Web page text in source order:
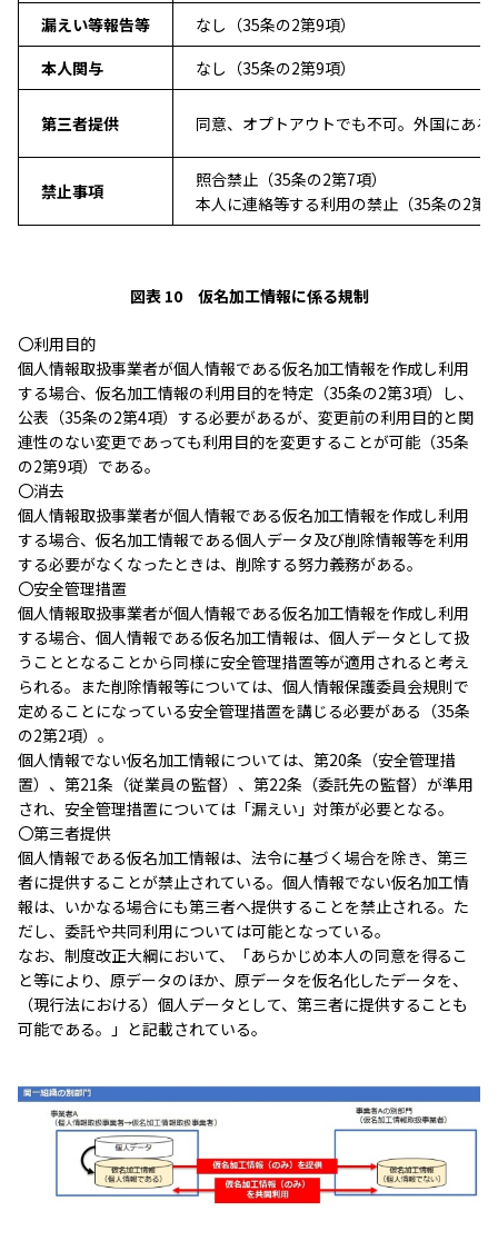
漏えい等報告等
なし（35条の2第9項）
本人関与
なし（35条の2第9項）
第三者提供 同意、オプトアウトでも不可。外国にあ
禁止事項
照合禁止（35条の2第7項）
本人に連絡等する利用の禁止（35条の2第
図表 10 仮名加工情報に係る規制
〇利用目的
個人情報取扱事業者が個人情報である仮名加工情報を作成し利用
する場合、仮名加工情報の利用目的を特定（35条の2第3項）し、
公表（35条の2第4項）する必要があるが、変更前の利用目的と関
連性のない変更であっても利用目的を変更することが可能（35条
の2第9項）である。
〇消去
個人情報取扱事業者が個人情報である仮名加工情報を作成し利用
する場合、仮名加工情報である個人データ及び削除情報等を利用
する必要がなくなったときは、削除する努力義務がある。
〇安全管理措置
個人情報取扱事業者が個人情報である仮名加工情報を作成し利用
する場合、個人情報である仮名加工情報は、個人データとして扱
うこととなることから同様に安全管理措置等が適用されると考え
られる。また削除情報等については、個人情報保護委員会規則で
定めることになっている安全管理措置を講じる必要がある（35条
の2第2項）。
個人情報でない仮名加工情報については、第20条（安全管理措
置）、第21条（従業員の監督）、第22条（委託先の監督）が準用
され、安全管理措置については「漏えい」対策が必要となる。
〇第三者提供
個人情報である仮名加工情報は、法令に基づく場合を除き、第三
者に提供することが禁止されている。個人情報でない仮名加工情
報は、いかなる場合にも第三者へ提供することを禁止される。た
だし、委託や共同利用については可能となっている。
なお、制度改正大綱において、「あらかじめ本人の同意を得るこ
と等により、原データのほか、原データを仮名化したデータを、
（現行法における）個人データとして、第三者に提供することも
可能である。」と記載されている。